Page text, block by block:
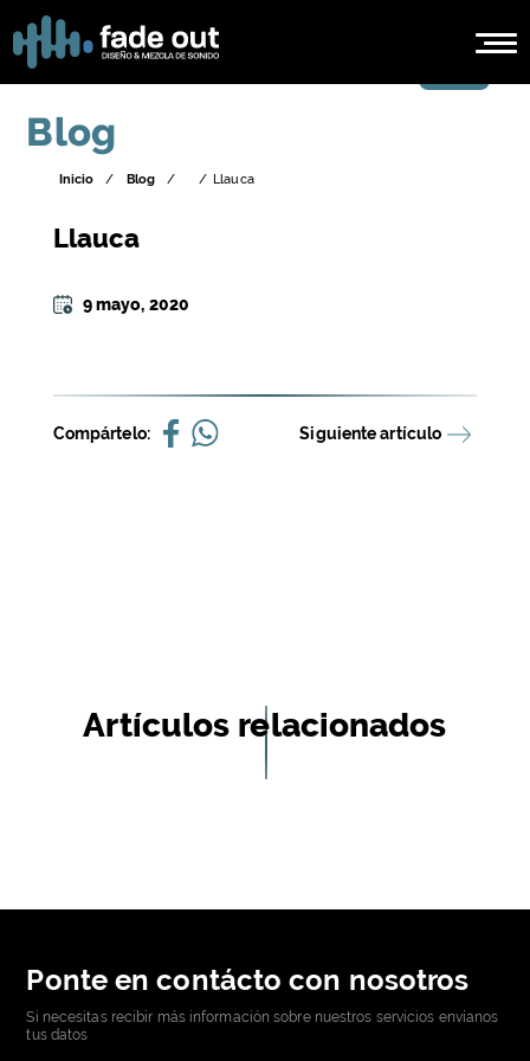
Blog
Inicio / Blog / / Llauca
Llauca
9 mayo, 2020
Compártelo: Siguiente artículo
Artículos relacionados
Ponte en contácto con nosotros
Si necesitas recibir más información sobre nuestros servicios envíanos
tus datos